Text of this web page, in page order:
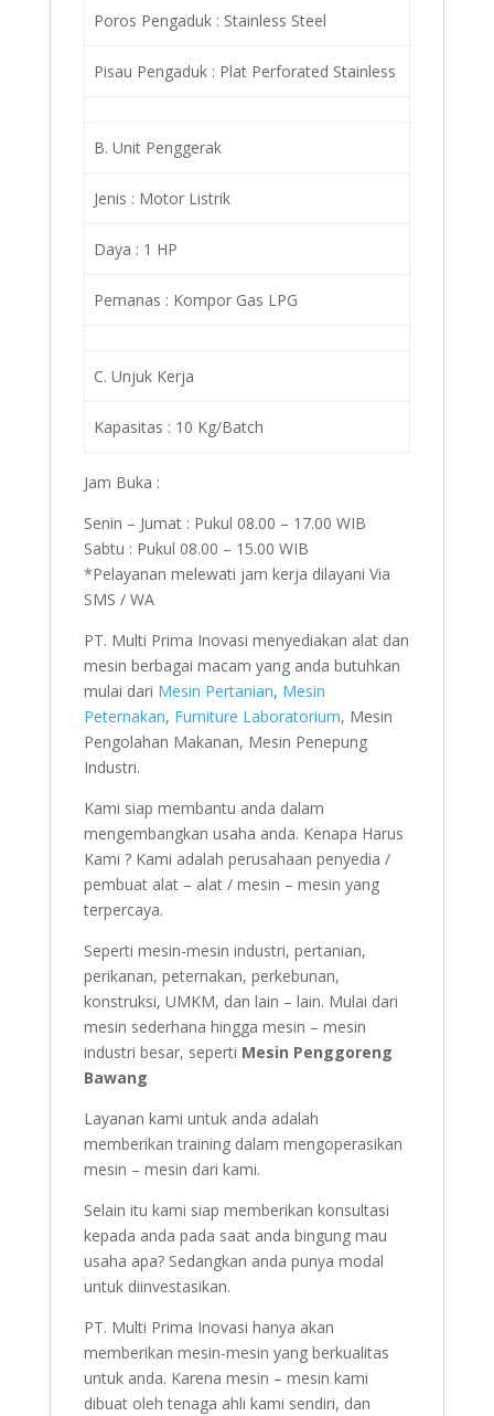
Poros Pengaduk : Stainless Steel
Pisau Pengaduk : Plat Perforated Stainless
B. Unit Penggerak
Jenis : Motor Listrik
Daya : 1 HP
Pemanas : Kompor Gas LPG
C. Unjuk Kerja
Kapasitas : 10 Kg/Batch
Jam Buka :
Senin – Jumat : Pukul 08.00 – 17.00 WIB
Sabtu : Pukul 08.00 – 15.00 WIB
*Pelayanan melewati jam kerja dilayani Via
SMS / WA
PT. Multi Prima Inovasi menyediakan alat dan
mesin berbagai macam yang anda butuhkan
mulai dari Mesin Pertanian, Mesin
Peternakan, Furniture Laboratorium, Mesin
Pengolahan Makanan, Mesin Penepung
Industri.
Kami siap membantu anda dalam
mengembangkan usaha anda. Kenapa Harus
Kami ? Kami adalah perusahaan penyedia /
pembuat alat – alat / mesin – mesin yang
terpercaya.
Seperti mesin-mesin industri, pertanian,
perikanan, peternakan, perkebunan,
konstruksi, UMKM, dan lain – lain. Mulai dari
mesin sederhana hingga mesin – mesin
industri besar, seperti Mesin Penggoreng
Bawang
Layanan kami untuk anda adalah
memberikan training dalam mengoperasikan
mesin – mesin dari kami.
Selain itu kami siap memberikan konsultasi
kepada anda pada saat anda bingung mau
usaha apa? Sedangkan anda punya modal
untuk diinvestasikan.
PT. Multi Prima Inovasi hanya akan
memberikan mesin-mesin yang berkualitas
untuk anda. Karena mesin – mesin kami
dibuat oleh tenaga ahli kami sendiri, dan